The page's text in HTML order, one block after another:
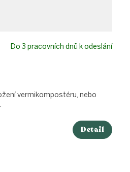
Do 3 pracovních dnů k odeslání
Detail
vermikompostéru, nebo